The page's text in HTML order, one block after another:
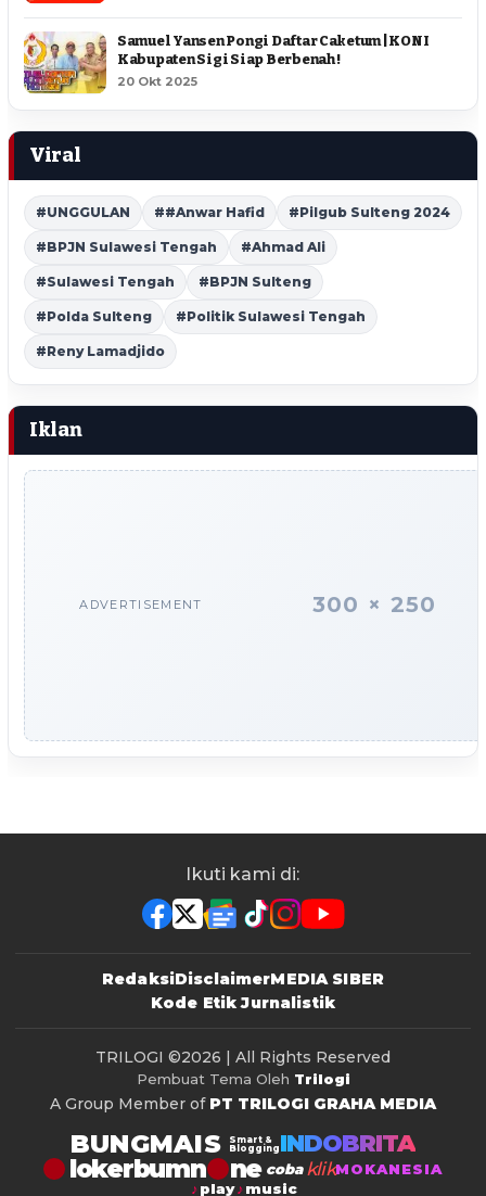
Samuel Yansen Pongi Daftar Caketum | KONI
Kabupaten Sigi Siap Berbenah !
20 Okt 2025
Viral
#UNGGULAN ##Anwar Hafid #Pilgub Sulteng 2024
#BPJN Sulawesi Tengah #Ahmad Ali
#Sulawesi Tengah #BPJN Sulteng
#Polda Sulteng #Politik Sulawesi Tengah
#Reny Lamadjido
Iklan
ADVERTISEMENT 300 × 250
Ikuti kami di:
RedaksiDisclaimerMEDIA SIBER
Kode Etik Jurnalistik
TRILOGI ©2026 | All Rights Reserved
Pembuat Tema Oleh Trilogi
A Group Member of PT TRILOGI GRAHA MEDIA
BUNGMAIS
Smart &
Blogging INDOBRITA
lokerbumn coba klikMOKANESIA
play
music